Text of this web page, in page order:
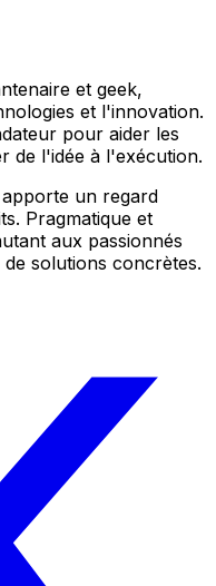
et geek,
et l'innovation.
pour aider les
de l'idée à l'exécution.
un regard
Pragmatique et
aux passionnés
solutions concrètes.